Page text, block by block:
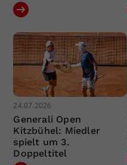
24.07.2026
Generali Open
Kitzbühel: Miedler
spielt um 3.
Doppeltitel